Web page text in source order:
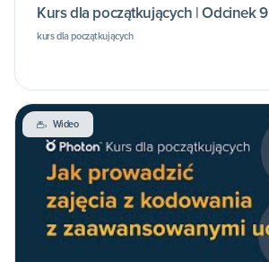
Kurs dla początkujących | Odcinek 9
kurs dla początkujących
Wideo